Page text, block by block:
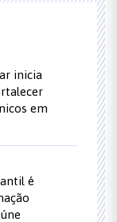
inicia
em
é